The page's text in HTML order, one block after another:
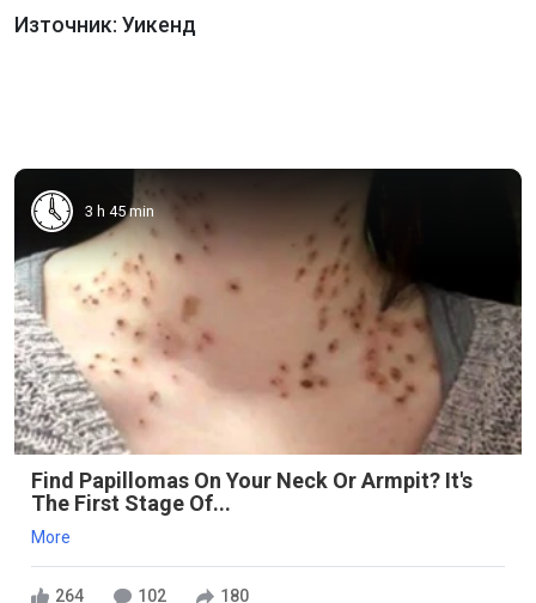
Източник: Уикенд
3 h 45 min
Find Papillomas On Your Neck Or Armpit? It's
The First Stage Of...
More
264 102 180